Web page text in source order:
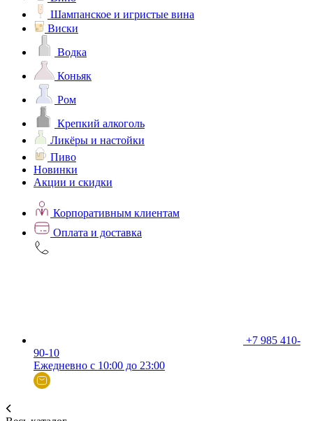
Шампанское и игристые вина
Виски
Водка
Коньяк
Ром
Крепкий алкоголь
Ликёры и настойки
Пиво
Новинки
Акции и скидки
Корпоративным клиентам
Оплата и доставка
+7 985 410-
90-10
Ежедневно с 10:00 до 23:00